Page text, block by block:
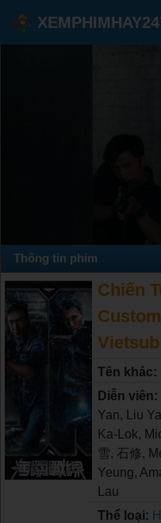
Thông tin phim
Chiến
Vietsub
Tên khác:
Diễn viên:
Yan, Liu
Ka-Lok,
雪, 石修,
Yeung,
Lau
Thể loại: